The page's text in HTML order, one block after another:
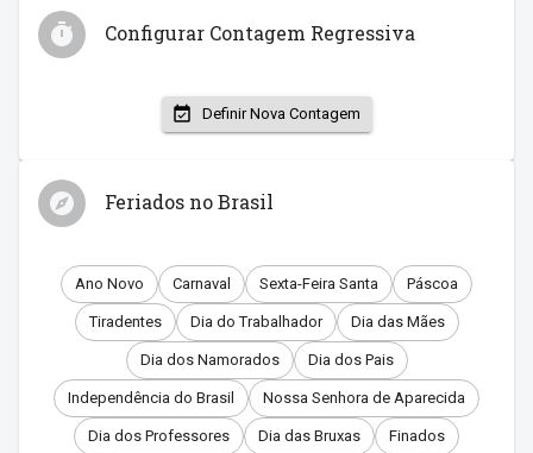
Configurar Contagem Regressiva
Definir Nova Contagem
Feriados no Brasil
Ano Novo Carnaval Sexta-Feira Santa Páscoa
Tiradentes Dia do Trabalhador Dia das Mães
Dia dos Namorados Dia dos Pais
Independência do Brasil Nossa Senhora de Aparecida
Dia dos Professores Dia das Bruxas Finados